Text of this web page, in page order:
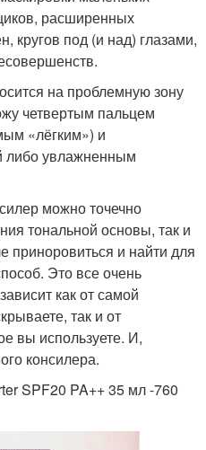
расширенных
кругов под (и над) глазами,
на проблемную зону
четвертым пальцем
«лёгким») и
либо увлажненным
можно точечно
тональной основы, так и
и найти для
Это все очень
как от самой
так и от
вы используете. И,
консилера.
SPF20 PA++ 35 мл -760